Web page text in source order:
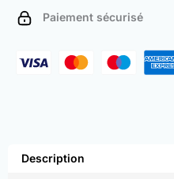
Paiement sécurisé
Description